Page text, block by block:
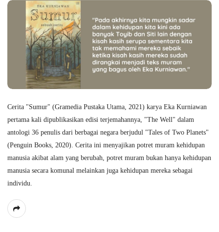
Cerita "Sumur" (Gramedia Pustaka Utama, 2021) karya Eka Kurniawan
pertama kali dipublikasikan edisi terjemahannya, "The Well" dalam
antologi 36 penulis dari berbagai negara berjudul "Tales of Two Planets"
(Penguin Books, 2020). Cerita ini menyajikan potret muram kehidupan
manusia akibat alam yang berubah, potret muram bukan hanya kehidupan
manusia secara komunal melainkan juga kehidupan mereka sebagai
individu.